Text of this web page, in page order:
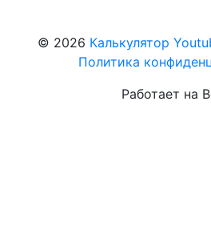
© 2026 Калькулятор
Политика
Работает на